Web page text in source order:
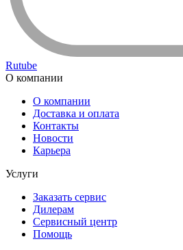
Rutube
О компании
О компании
Доставка и оплата
Контакты
Новости
Карьера
Услуги
Заказать сервис
Дилерам
Сервисный центр
Помощь